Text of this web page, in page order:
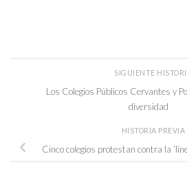
SIGUIENTE
Los Colegios Públicos Cervantes y
diversidad
HISTORIA PREVIA
Cinco colegios protestan contra la